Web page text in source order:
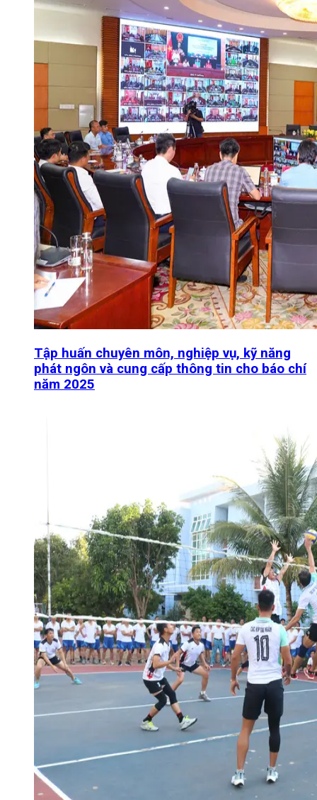
Tập huấn chuyên môn, nghiệp vụ, kỹ năng
phát ngôn và cung cấp thông tin cho báo chí
năm 2025